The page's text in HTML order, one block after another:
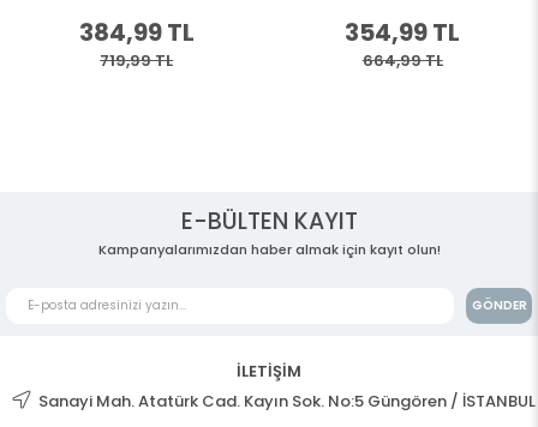
384,99 TL
719,99 TL
354,99 TL
664,99 TL
E-BÜLTEN KAYIT
Kampanyalarımızdan haber almak için kayıt olun!
GÖNDER
İLETİŞİM
Sanayi Mah. Atatürk Cad. Kayın Sok. No:5 Güngören / İSTANBUL